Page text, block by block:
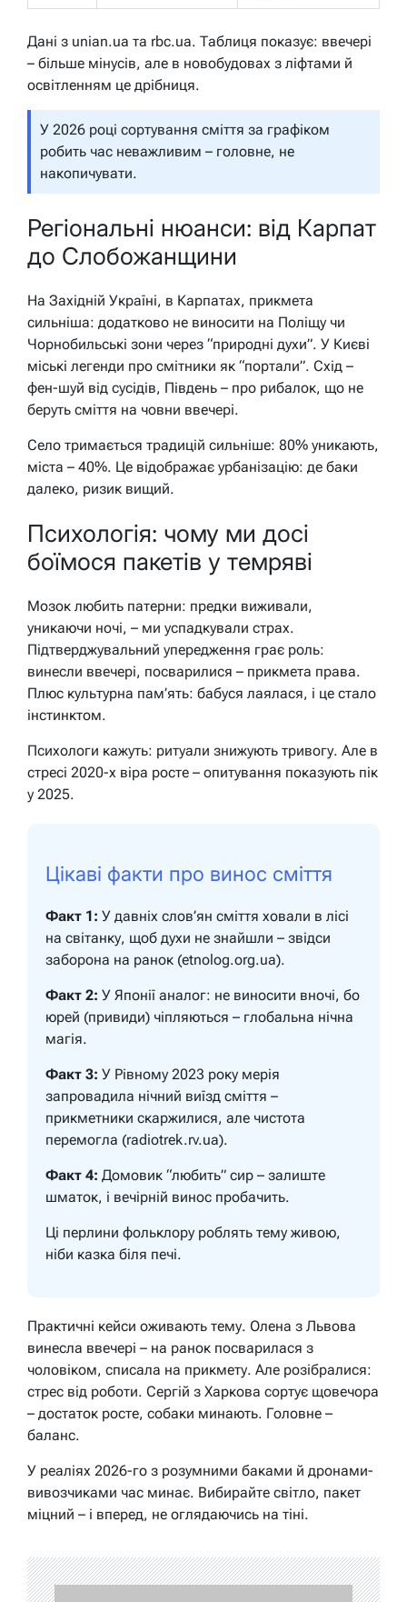
Дані з unian.ua та rbc.ua. Таблиця показує: ввечері
– більше мінусів, але в новобудовах з ліфтами й
освітленням це дрібниця.
У 2026 році сортування сміття за графіком
робить час неважливим – головне, не
накопичувати.
Регіональні нюанси: від Карпат
до Слобожанщини
На Західній Україні, в Карпатах, прикмета
сильніша: додатково не виносити на Поліщу чи
Чорнобильські зони через “природні духи”. У Києві
міські легенди про смітники як “портали”. Схід –
фен-шуй від сусідів, Південь – про рибалок, що не
беруть сміття на човни ввечері.
Село тримається традицій сильніше: 80% уникають,
міста – 40%. Це відображає урбанізацію: де баки
далеко, ризик вищий.
Психологія: чому ми досі
боїмося пакетів у темряві
Мозок любить патерни: предки виживали,
уникаючи ночі, – ми успадкували страх.
Підтверджувальний упередження грає роль:
винесли ввечері, посварилися – прикмета права.
Плюс культурна пам’ять: бабуся лаялася, і це стало
інстинктом.
Психологи кажуть: ритуали знижують тривогу. Але в
стресі 2020-х віра росте – опитування показують пік
у 2025.
Цікаві факти про винос сміття
Факт 1: У давніх слов’ян сміття ховали в лісі
на світанку, щоб духи не знайшли – звідси
заборона на ранок (etnolog.org.ua).
Факт 2: У Японії аналог: не виносити вночі, бо
юрей (привиди) чіпляються – глобальна нічна
магія.
Факт 3: У Рівному 2023 року мерія
запровадила нічний виїзд сміття –
прикметники скаржилися, але чистота
перемогла (radiotrek.rv.ua).
Факт 4: Домовик “любить” сир – залиште
шматок, і вечірній винос пробачить.
Ці перлини фольклору роблять тему живою,
ніби казка біля печі.
Практичні кейси оживають тему. Олена з Львова
винесла ввечері – на ранок посварилася з
чоловіком, списала на прикмету. Але розібралися:
стрес від роботи. Сергій з Харкова сортує щовечора
– достаток росте, собаки минають. Головне –
баланс.
У реаліях 2026-го з розумними баками й дронами-
вивозчиками час минає. Вибирайте світло, пакет
міцний – і вперед, не оглядаючись на тіні.